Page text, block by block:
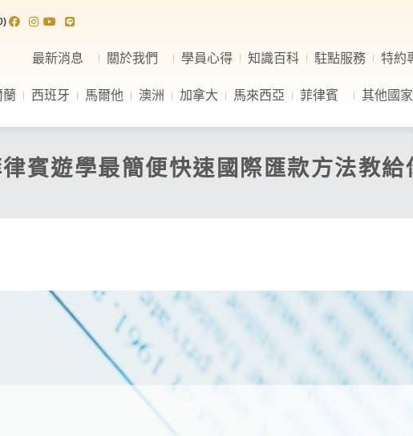
最新消息 關於我們 學員心得 知識百科 駐點服務 特約
蘭 西班牙 馬爾他 澳洲 加拿大 馬來西亞 菲律賓 其他國家
賓遊學最簡便快速國際匯款方法教給